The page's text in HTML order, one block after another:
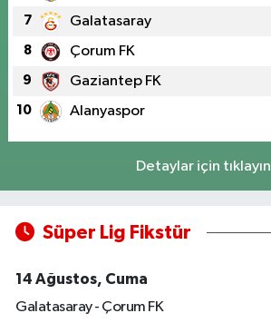
7 Galatasaray
8 Çorum FK
9 Gaziantep FK
10 Alanyaspor
Detaylar için tıklayın
Süper Lig Fikstür
14 Ağustos, Cuma
Galatasaray - Çorum FK